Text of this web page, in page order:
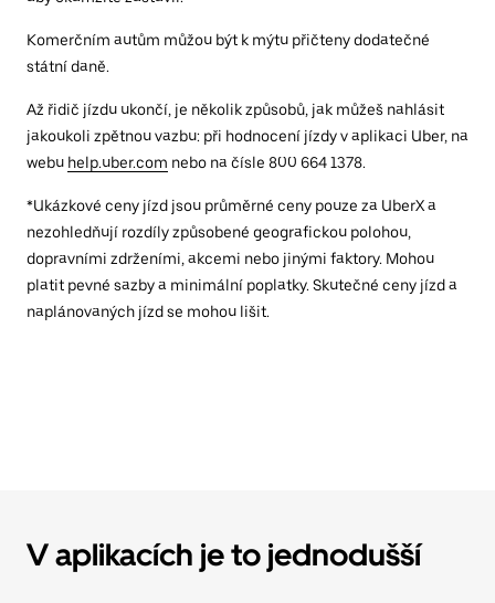
Komerčním autům můžou být k mýtu přičteny dodatečné
státní daně.
Až řidič jízdu ukončí, je několik způsobů, jak můžeš nahlásit
jakoukoli zpětnou vazbu: při hodnocení jízdy v aplikaci Uber, na
webu help.uber.com nebo na čísle 800 664 1378.
*Ukázkové ceny jízd jsou průměrné ceny pouze za UberX a
nezohledňují rozdíly způsobené geografickou polohou,
dopravními zdrženími, akcemi nebo jinými faktory. Mohou
platit pevné sazby a minimální poplatky. Skutečné ceny jízd a
naplánovaných jízd se mohou lišit.
V aplikacích je to jednodušší